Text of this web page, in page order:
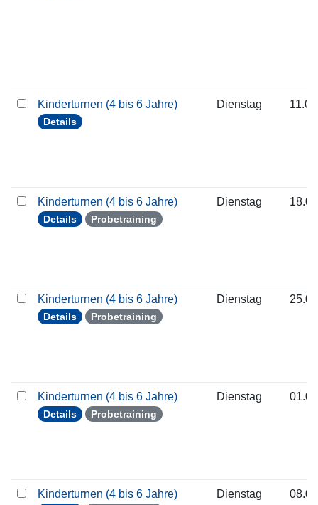
Kinderturnen (4 bis 6 Jahre)
Details
Dienstag
Kinderturnen (4 bis 6 Jahre)
Details Probetraining
Dienstag
Kinderturnen (4 bis 6 Jahre)
Details Probetraining
Dienstag
Kinderturnen (4 bis 6 Jahre)
Details Probetraining
Dienstag
Kinderturnen (4 bis 6 Jahre) Dienstag